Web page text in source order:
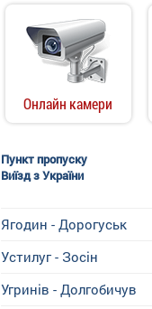
Онлайн камери
Пункт пропуску
Виїзд з України
Ягодин - Дорогуськ
Устилуг - Зосін
Угринiв - Долгобичув